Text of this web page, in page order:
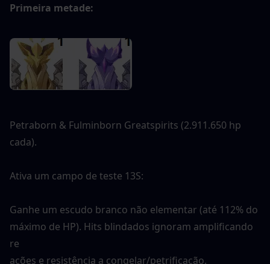
Primeira metade:
Petraborn & Fulminborn Greatspirits (2.911.650 hp
cada).
Ativa um campo de teste 13S:
Ganhe um escudo branco não elementar (até 112% do
máximo de HP). Hits blindados ignoram amplificando
re
ações e resistência a congelar/petrificação.